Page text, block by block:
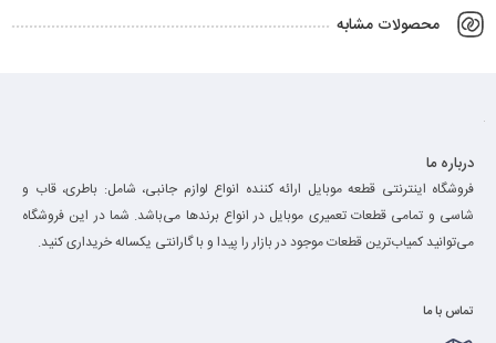
محصولات مشابه
درباره ما
فروشگاه اینترنتی قطعه موبایل ارائه کننده انواع لوازم جانبی، شامل: باطری، قاب و
شاسی و تمامی قطعات تعمیری موبایل در انواع برند‌ها می‌باشد. شما در این فروشگاه
می‌توانید کمیاب‌ترین قطعات موجود در بازار را پیدا و با گارانتی یکساله خریداری کنید.
تماس با ما